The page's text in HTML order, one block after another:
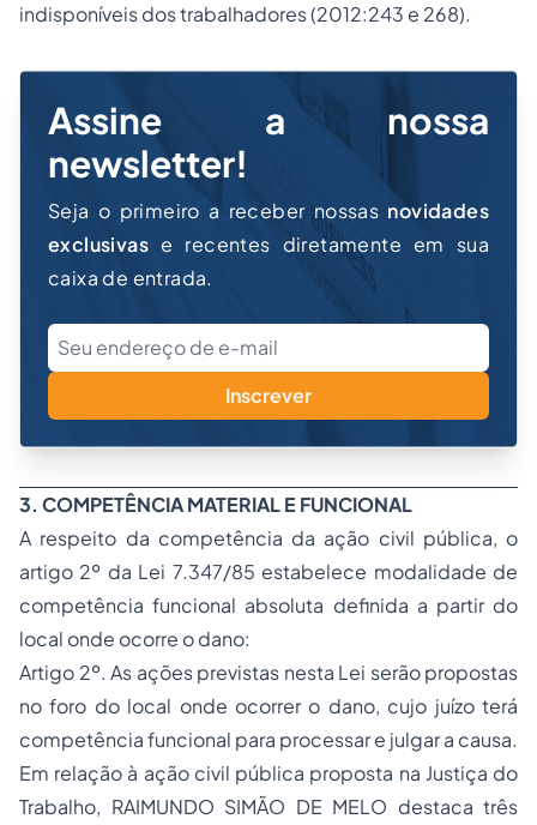
indisponíveis dos trabalhadores (2012:243 e 268).
Assine a nossa
newsletter!
Seja o primeiro a receber nossas novidades
exclusivas e recentes diretamente em sua
caixa de entrada.
Inscrever
3. COMPETÊNCIA MATERIAL E FUNCIONAL
A respeito da competência da ação civil pública, o
artigo 2º da Lei 7.347/85 estabelece modalidade de
competência funcional absoluta definida a partir do
local onde ocorre o dano:
Artigo 2º. As ações previstas nesta Lei serão propostas
no foro do local onde ocorrer o dano, cujo juízo terá
competência funcional para processar e julgar a causa.
Em relação à ação civil pública proposta na Justiça do
Trabalho, RAIMUNDO SIMÃO DE MELO destaca três